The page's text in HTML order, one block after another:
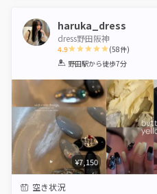
haruka_dress
dress野田阪神
4.9
1 2 3 4 5
(58件)
野田駅から徒歩7分
¥7,150
空き状況